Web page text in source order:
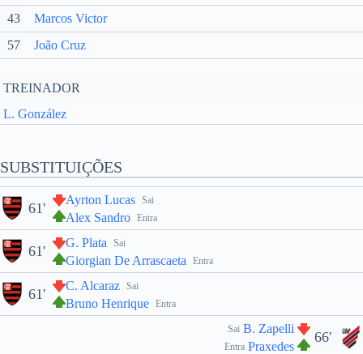
43
Marcos Victor
57
João Cruz
TREINADOR
L. González
SUBSTITUIÇÕES
Sai
Ayrton Lucas
Entra
Alex Sandro
61'
Sai
G. Plata
Entra
Giorgian De Arrascaeta
61'
Sai
C. Alcaraz
Entra
Bruno Henrique
61'
66'
Sai B. Zapelli
Entra Praxedes